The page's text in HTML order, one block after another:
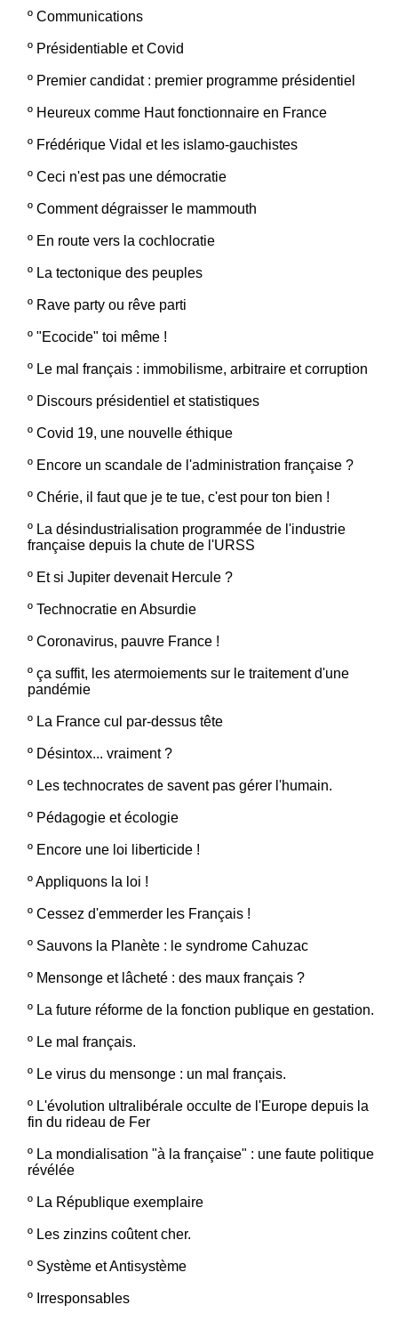
º Communications
º Présidentiable et Covid
º Premier candidat : premier programme présidentiel
º Heureux comme Haut fonctionnaire en France
º Frédérique Vidal et les islamo-gauchistes
º Ceci n'est pas une démocratie
º Comment dégraisser le mammouth
º En route vers la cochlocratie
º La tectonique des peuples
º Rave party ou rêve parti
º "Ecocide" toi même !
º Le mal français : immobilisme, arbitraire et corruption
º Discours présidentiel et statistiques
º Covid 19, une nouvelle éthique
º Encore un scandale de l'administration française ?
º Chérie, il faut que je te tue, c'est pour ton bien !
º La désindustrialisation programmée de l'industrie
française depuis la chute de l'URSS
º Et si Jupiter devenait Hercule ?
º Technocratie en Absurdie
º Coronavirus, pauvre France !
º ça suffit, les atermoiements sur le traitement d'une
pandémie
º La France cul par-dessus tête
º Désintox... vraiment ?
º Les technocrates de savent pas gérer l'humain.
º Pédagogie et écologie
º Encore une loi liberticide !
ºAppliquons la loi !
º Cessez d'emmerder les Français !
º Sauvons la Planète : le syndrome Cahuzac
º Mensonge et lâcheté : des maux français ?
º La future réforme de la fonction publique en gestation.
º Le mal français.
º Le virus du mensonge : un mal français.
º L'évolution ultralibérale occulte de l'Europe depuis la
fin du rideau de Fer
º La mondialisation "à la française" : une faute politique
révélée
º La République exemplaire
º Les zinzins coûtent cher.
º Système et Antisystème
º Irresponsables